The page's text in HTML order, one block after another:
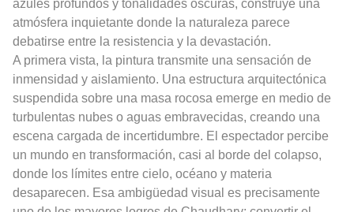
azules profundos y tonalidades oscuras, construye una
atmósfera inquietante donde la naturaleza parece
debatirse entre la resistencia y la devastación.
A primera vista, la pintura transmite una sensación de
inmensidad y aislamiento. Una estructura arquitectónica
suspendida sobre una masa rocosa emerge en medio de
turbulentas nubes o aguas embravecidas, creando una
escena cargada de incertidumbre. El espectador percibe
un mundo en transformación, casi al borde del colapso,
donde los límites entre cielo, océano y materia
desaparecen. Esa ambigüedad visual es precisamente